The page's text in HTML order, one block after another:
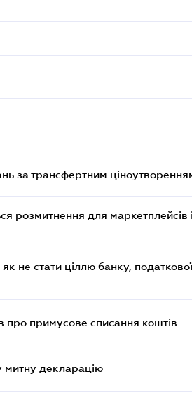
за трансфертним
розмитнення для маркетплейсів і
не стати ціллю банку,
про примусове списання коштів
митну декларацію